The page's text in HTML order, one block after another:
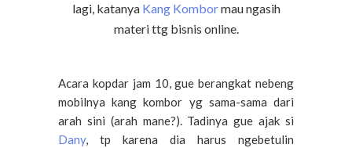
lagi, katanya Kang Kombormau ngasih
materi ttg bisnis online.
Acara kopdar jam 10, gue berangkat nebeng
mobilnya kang kombor yg sama-sama dari
arah sini (arah mane?). Tadinya gue ajak si
Dany, tp karena dia harus ngebetulin